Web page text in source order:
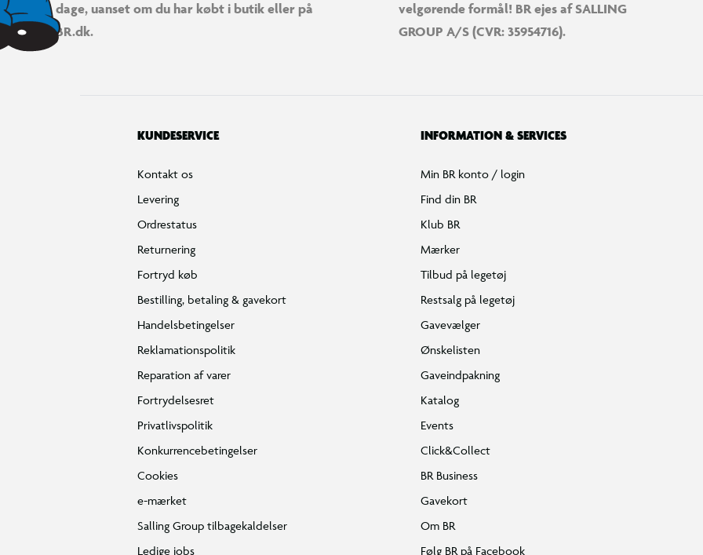
dage, uanset om du har købt i butik eller på
BR.dk.
velgørende formål! BR ejes af SALLING
GROUP A/S (CVR: 35954716).
KUNDESERVICE
Kontakt os
Levering
Ordrestatus
Returnering
Fortryd køb
Bestilling, betaling & gavekort
Handelsbetingelser
Reklamationspolitik
Reparation af varer
Fortrydelsesret
Privatlivspolitik
Konkurrencebetingelser
Cookies
e-mærket
Salling Group tilbagekaldelser
Ledige jobs
INFORMATION & SERVICES
Min BR konto / login
Find din BR
Klub BR
Mærker
Tilbud på legetøj
Restsalg på legetøj
Gavevælger
Ønskelisten
Gaveindpakning
Katalog
Events
Click&Collect
BR Business
Gavekort
Om BR
Følg BR på Facebook